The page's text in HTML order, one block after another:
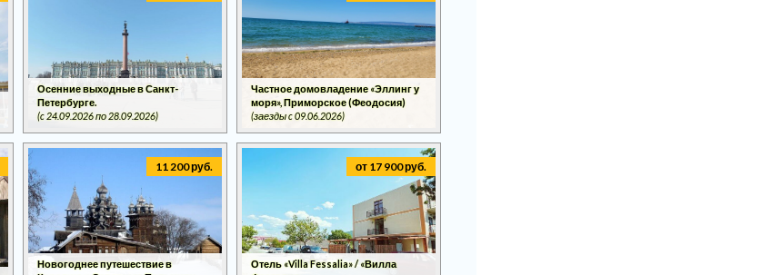
Осенние выходные в Санкт-
Петербурге.
(c 24.09.2026 по 28.09.2026)
Частное домовладение «Эллинг у
моря», Приморское (Феодосия)
(заезды c 09.06.2026)
11 200 руб.
Новогоднее путешествие в
от 17 900 руб.
Отель «Villa Fessalia» / «Вилла